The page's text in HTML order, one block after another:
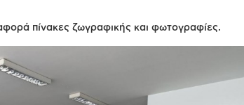
πίνακες ζωγραφικής και φωτογραφίες.